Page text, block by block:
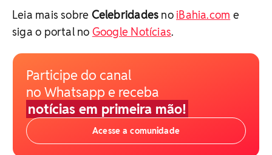
Leia mais sobre Celebridades no iBahia.com e
siga o portal no Google Notícias.
Participe do canal
no Whatsapp e receba
notícias em primeira mão!
Acesse a comunidade